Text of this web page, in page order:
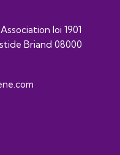
loi 1901
Briand 08000